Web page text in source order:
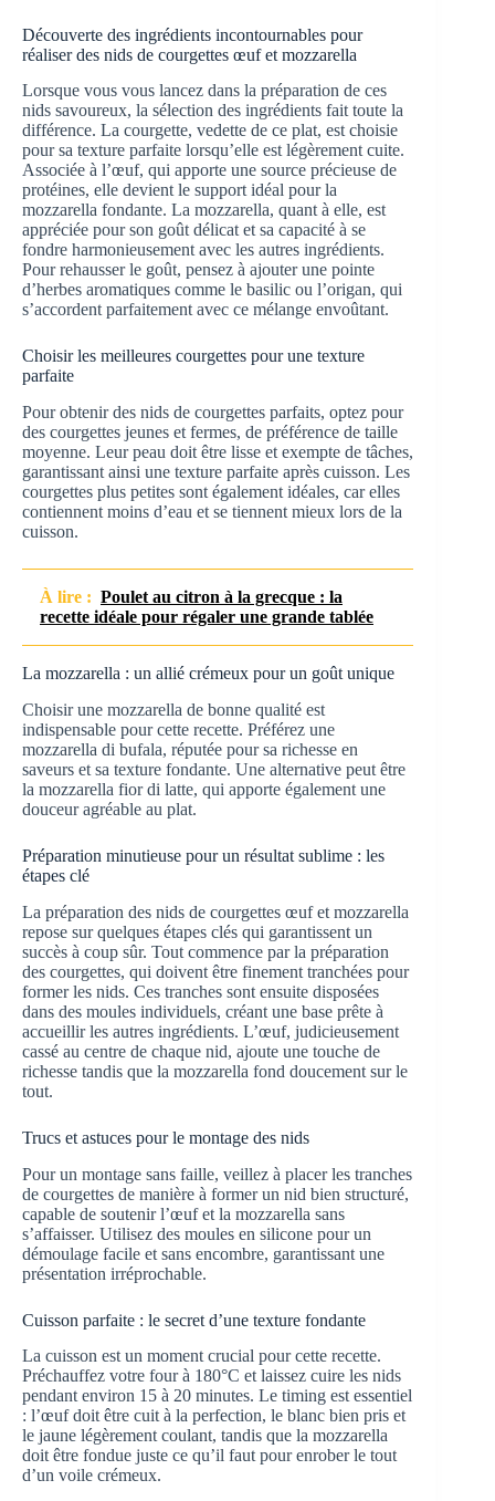
Découverte des ingrédients incontournables pour
réaliser des nids de courgettes œuf et mozzarella
Lorsque vous vous lancez dans la préparation de ces
nids savoureux, la sélection des ingrédients fait toute la
différence. La courgette, vedette de ce plat, est choisie
pour sa texture parfaite lorsqu’elle est légèrement cuite.
Associée à l’œuf, qui apporte une source précieuse de
protéines, elle devient le support idéal pour la
mozzarella fondante. La mozzarella, quant à elle, est
appréciée pour son goût délicat et sa capacité à se
fondre harmonieusement avec les autres ingrédients.
Pour rehausser le goût, pensez à ajouter une pointe
d’herbes aromatiques comme le basilic ou l’origan, qui
s’accordent parfaitement avec ce mélange envoûtant.
Choisir les meilleures courgettes pour une texture
parfaite
Pour obtenir des nids de courgettes parfaits, optez pour
des courgettes jeunes et fermes, de préférence de taille
moyenne. Leur peau doit être lisse et exempte de tâches,
garantissant ainsi une texture parfaite après cuisson. Les
courgettes plus petites sont également idéales, car elles
contiennent moins d’eau et se tiennent mieux lors de la
cuisson.
À lire : Poulet au citron à la grecque : la
recette idéale pour régaler une grande tablée
La mozzarella : un allié crémeux pour un goût unique
Choisir une mozzarella de bonne qualité est
indispensable pour cette recette. Préférez une
mozzarella di bufala, réputée pour sa richesse en
saveurs et sa texture fondante. Une alternative peut être
la mozzarella fior di latte, qui apporte également une
douceur agréable au plat.
Préparation minutieuse pour un résultat sublime : les
étapes clé
La préparation des nids de courgettes œuf et mozzarella
repose sur quelques étapes clés qui garantissent un
succès à coup sûr. Tout commence par la préparation
des courgettes, qui doivent être finement tranchées pour
former les nids. Ces tranches sont ensuite disposées
dans des moules individuels, créant une base prête à
accueillir les autres ingrédients. L’œuf, judicieusement
cassé au centre de chaque nid, ajoute une touche de
richesse tandis que la mozzarella fond doucement sur le
tout.
Trucs et astuces pour le montage des nids
Pour un montage sans faille, veillez à placer les tranches
de courgettes de manière à former un nid bien structuré,
capable de soutenir l’œuf et la mozzarella sans
s’affaisser. Utilisez des moules en silicone pour un
démoulage facile et sans encombre, garantissant une
présentation irréprochable.
Cuisson parfaite : le secret d’une texture fondante
La cuisson est un moment crucial pour cette recette.
Préchauffez votre four à 180°C et laissez cuire les nids
pendant environ 15 à 20 minutes. Le timing est essentiel
: l’œuf doit être cuit à la perfection, le blanc bien pris et
le jaune légèrement coulant, tandis que la mozzarella
doit être fondue juste ce qu’il faut pour enrober le tout
d’un voile crémeux.